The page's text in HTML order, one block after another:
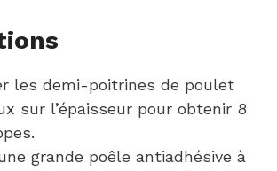
les demi-poitrines de poulet
sur l’épaisseur pour obtenir 8
grande poêle antiadhésive à